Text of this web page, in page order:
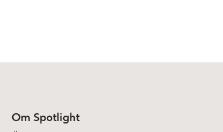
Om Spotlight